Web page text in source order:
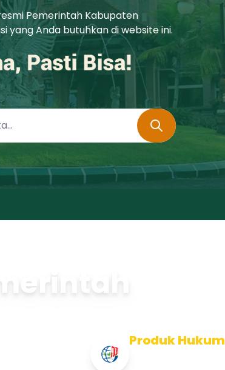
Pemerintah Kabupaten
yang Anda butuhkan di website ini.
Produk Hukum